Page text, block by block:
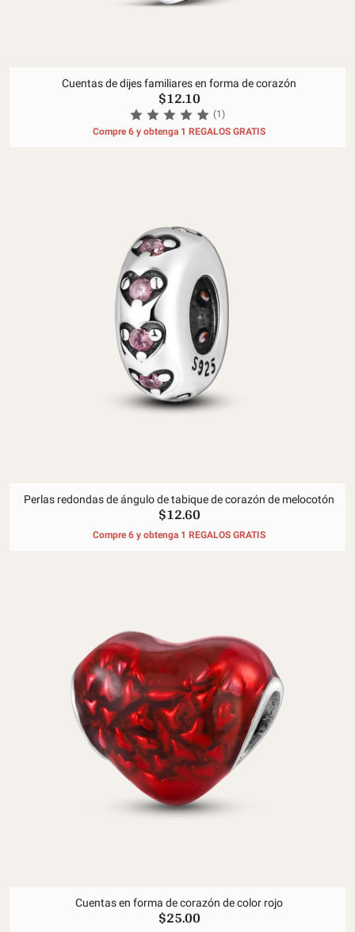
Cuentas de dijes familiares en forma de corazón
$12.10
(1)
Compre 6 y obtenga 1 REGALOS GRATIS
Perlas redondas de ángulo de tabique de corazón de melocotón
$12.60
Compre 6 y obtenga 1 REGALOS GRATIS
Cuentas en forma de corazón de color rojo
$25.00